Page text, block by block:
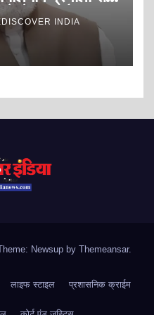
से डरता है?
INDIA
Newsup by Themeansar.
लाइफ स्टाइल प्रशासनिक क्राईम